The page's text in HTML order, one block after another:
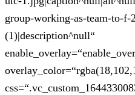
group-working-as-team-to-f-
(1)|description^null“